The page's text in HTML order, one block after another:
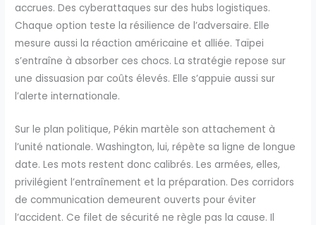
accrues. Des cyberattaques sur des hubs logistiques.
Chaque option teste la résilience de l’adversaire. Elle
mesure aussi la réaction américaine et alliée. Taïpei
s’entraîne à absorber ces chocs. La stratégie repose sur
une dissuasion par coûts élevés. Elle s’appuie aussi sur
l’alerte internationale.
Sur le plan politique, Pékin martèle son attachement à
l’unité nationale. Washington, lui, répète sa ligne de longue
date. Les mots restent donc calibrés. Les armées, elles,
privilégient l’entraînement et la préparation. Des corridors
de communication demeurent ouverts pour éviter
l’accident. Ce filet de sécurité ne règle pas la cause. Il